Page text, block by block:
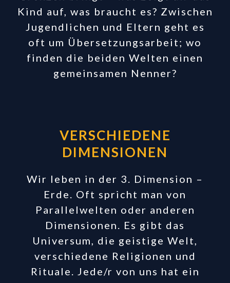
Kind auf, was braucht es? Zwischen
Jugendlichen und Eltern geht es
oft um Übersetzungsarbeit; wo
finden die beiden Welten einen
gemeinsamen Nenner?
VERSCHIEDENE
DIMENSIONEN
Wir leben in der 3. Dimension –
Erde. Oft spricht man von
Parallelwelten oder anderen
Dimensionen. Es gibt das
Universum, die geistige Welt,
verschiedene Religionen und
Rituale. Jede/r von uns hat ein